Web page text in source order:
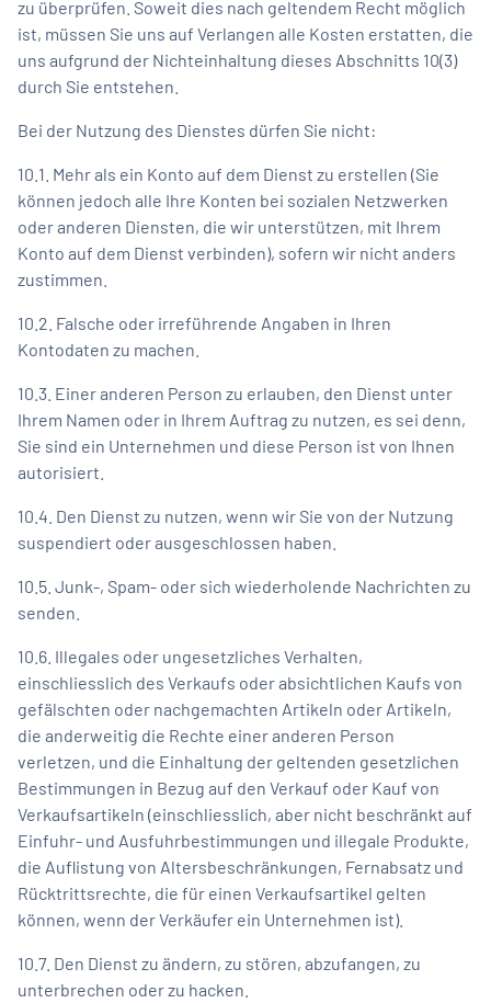
zu überprüfen. Soweit dies nach geltendem Recht möglich
ist, müssen Sie uns auf Verlangen alle Kosten erstatten, die
uns aufgrund der Nichteinhaltung dieses Abschnitts 10(3)
durch Sie entstehen.
Bei der Nutzung des Dienstes dürfen Sie nicht:
10.1. Mehr als ein Konto auf dem Dienst zu erstellen (Sie
können jedoch alle Ihre Konten bei sozialen Netzwerken
oder anderen Diensten, die wir unterstützen, mit Ihrem
Konto auf dem Dienst verbinden), sofern wir nicht anders
zustimmen.
10.2. Falsche oder irreführende Angaben in Ihren
Kontodaten zu machen.
10.3. Einer anderen Person zu erlauben, den Dienst unter
Ihrem Namen oder in Ihrem Auftrag zu nutzen, es sei denn,
Sie sind ein Unternehmen und diese Person ist von Ihnen
autorisiert.
10.4. Den Dienst zu nutzen, wenn wir Sie von der Nutzung
suspendiert oder ausgeschlossen haben.
10.5. Junk-, Spam- oder sich wiederholende Nachrichten zu
senden.
10.6. Illegales oder ungesetzliches Verhalten,
einschliesslich des Verkaufs oder absichtlichen Kaufs von
gefälschten oder nachgemachten Artikeln oder Artikeln,
die anderweitig die Rechte einer anderen Person
verletzen, und die Einhaltung der geltenden gesetzlichen
Bestimmungen in Bezug auf den Verkauf oder Kauf von
Verkaufsartikeln (einschliesslich, aber nicht beschränkt auf
Einfuhr- und Ausfuhrbestimmungen und illegale Produkte,
die Auflistung von Altersbeschränkungen, Fernabsatz und
Rücktrittsrechte, die für einen Verkaufsartikel gelten
können, wenn der Verkäufer ein Unternehmen ist).
10.7. Den Dienst zu ändern, zu stören, abzufangen, zu
unterbrechen oder zu hacken.